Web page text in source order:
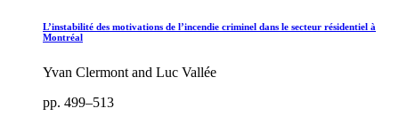
L’instabilité des motivations de l’incendie criminel dans le secteur résidentiel à
Montréal
Yvan Clermont and Luc Vallée
pp. 499–513